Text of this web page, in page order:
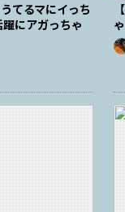
てるマにイっち
にアガっちゃ